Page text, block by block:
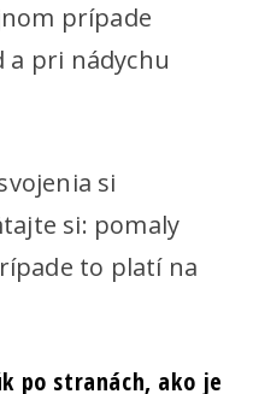
prípade
a pri nádychu
si
si: pomaly
to platí na
po stranách, ako je